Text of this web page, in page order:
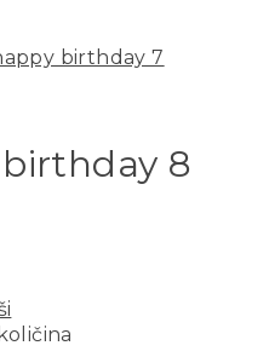
birthday 7
8